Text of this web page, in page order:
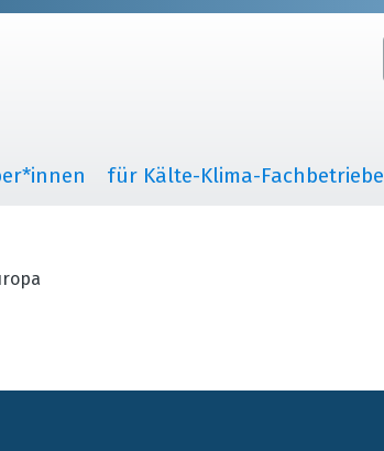
für Kälte-Klima-Fachbetriebe